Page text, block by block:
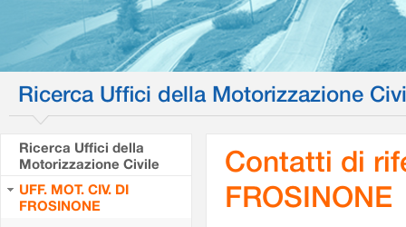
Ricerca Uffici della Motorizzazione
Ricerca Uffici della
Motorizzazione Civile
UFF. MOT. CIV. DI
FROSINONE
Contatti di
FROSINONE